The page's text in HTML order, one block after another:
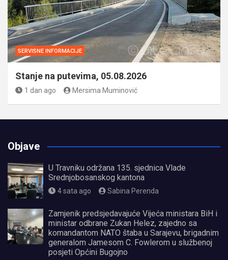
SERVISNE INFORMACIJE
Stanje na putevima, 05.08.2026
1 dan ago Mersima Muminović
Objave
U Travniku održana 135. sjednica Vlade
Srednjobosanskog kantona
4 sata ago Sabina Perenda
Zamjenik predsjedavajuće Vijeća ministara BiH i
ministar odbrane Zukan Helez, zajedno sa
komandantom NATO štaba u Sarajevu, brigadnim
generalom Jamesom C. Fowlerom u službenoj
posjeti Općini Bugojno